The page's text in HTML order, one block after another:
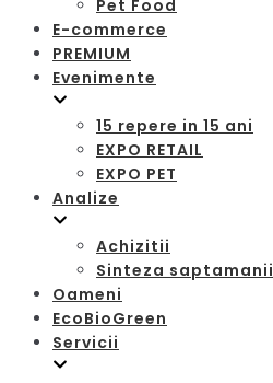
Pet Food
E-commerce
PREMIUM
Evenimente
15 repere in 15 ani
EXPO RETAIL
EXPO PET
Analize
Achizitii
Sinteza saptamanii
Oameni
EcoBioGreen
Servicii